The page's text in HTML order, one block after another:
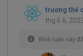
trương thế
thg 6 6,
Bình luận này